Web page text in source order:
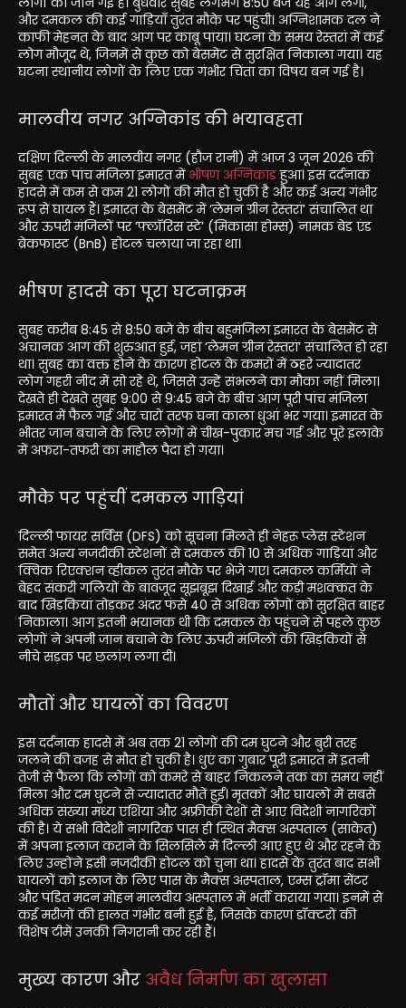
और दमकल की कई गाड़ियाँ तुरंत मौके पर पहुंची। अग्निशामक दल ने
काफी मेहनत के बाद आग पर काबू पाया। घटना के समय रेस्तरां में कई
लोग मौजूद थे, जिनमें से कुछ को बेसमेंट से सुरक्षित निकाला गया। यह
घटना स्थानीय लोगों के लिए एक गंभीर चिंता का विषय बन गई है।
मालवीय नगर अग्निकांड की भयावहता
दक्षिण दिल्ली के मालवीय नगर (हौज रानी) में आज 3 जून 2026 की
सुबह एक पांच मंजिला इमारत मेंभीषण अग्निकांडहुआ। इस दर्दनाक
हादसे में कम से कम 21 लोगों की मौत हो चुकी है और कई अन्य गंभीर
रूप से घायल हैं। इमारत के बेसमेंट में ‘लेमन ग्रीन रेस्तरां’ संचालित था
और ऊपरी मंजिलों पर ‘फ्लॉरिस स्टे’ (मिकासा होम्स) नामक बेड एंड
ब्रेकफास्ट (BnB) होटल चलाया जा रहा था।
भीषण हादसे का पूरा घटनाक्रम
सुबह करीब 8:45 से 8:50 बजे के बीच बहुमंजिला इमारत के बेसमेंट से
अचानक आग की शुरुआत हुई, जहां ‘लेमन ग्रीन रेस्तरां’ संचालित हो रहा
था। सुबह का वक्त होने के कारण होटल के कमरों में ठहरे ज्यादातर
लोग गहरी नींद में सो रहे थे, जिससे उन्हें संभलने का मौका नहीं मिला।
देखते ही देखते सुबह 9:00 से 9:45 बजे के बीच आग पूरी पांच मंजिला
इमारत में फैल गई और चारों तरफ घना काला धुआं भर गया। इमारत के
भीतर जान बचाने के लिए लोगों में चीख-पुकार मच गई और पूरे इलाके
में अफरा-तफरी का माहौल पैदा हो गया।
मौके पर पहुंचीं दमकल गाड़ियां
दिल्ली फायर सर्विस (DFS) को सूचना मिलते ही नेहरू प्लेस स्टेशन
समेत अन्य नजदीकी स्टेशनों से दमकल की 10 से अधिक गाड़ियां और
क्विक रिएक्शन व्हीकल तुरंत मौके पर भेजे गए। दमकल कर्मियों ने
बेहद संकरी गलियों के बावजूद सूझबूझ दिखाई और कड़ी मशक्कत के
बाद खिड़कियां तोड़कर अंदर फंसे 40 से अधिक लोगों को सुरक्षित बाहर
निकाला। आग इतनी भयानक थी कि दमकल के पहुंचने से पहले कुछ
लोगों ने अपनी जान बचाने के लिए ऊपरी मंजिलों की खिड़कियों से
नीचे सड़क पर छलांग लगा दी।
मौतों और घायलों का विवरण
इस दर्दनाक हादसे में अब तक 21 लोगों की दम घुटने और बुरी तरह
जलने की वजह से मौत हो चुकी है। धुएं का गुबार पूरी इमारत में इतनी
तेजी से फैला कि लोगों को कमरे से बाहर निकलने तक का समय नहीं
मिला और दम घुटने से ज्यादातर मौतें हुईं। मृतकों और घायलों में सबसे
अधिक संख्या मध्य एशिया और अफ्रीकी देशों से आए विदेशी नागरिकों
की है। ये सभी विदेशी नागरिक पास ही स्थित मैक्स अस्पताल (साकेत)
में अपना इलाज कराने के सिलसिले में दिल्ली आए हुए थे और रहने के
लिए उन्होंने इसी नजदीकी होटल को चुना था। हादसे के तुरंत बाद सभी
घायलों को इलाज के लिए पास के मैक्स अस्पताल, एम्स ट्रॉमा सेंटर
और पंडित मदन मोहन मालवीय अस्पताल में भर्ती कराया गया। इनमें से
कई मरीजों की हालत गंभीर बनी हुई है, जिसके कारण डॉक्टरों की
विशेष टीमें उनकी निगरानी कर रही हैं।
मुख्य कारण और अवैध निर्माण का खुलासा